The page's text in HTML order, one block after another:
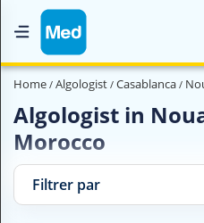
Home
Medical Magazine
Contact us
Home Algologist Casablanca
Algologist in
Morocco
Filtrer par